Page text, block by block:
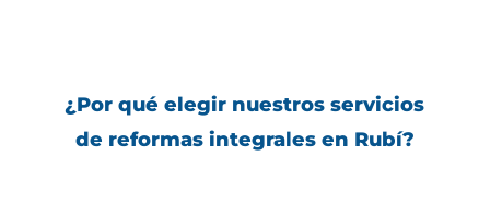
¿Por qué elegir nuestros servicios
de reformas integrales en Rubí?